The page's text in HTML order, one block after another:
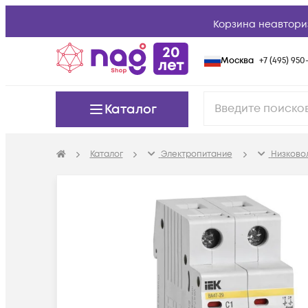
Корзина
Москва +7 (495) 950-
Каталог
Каталог Электропитание